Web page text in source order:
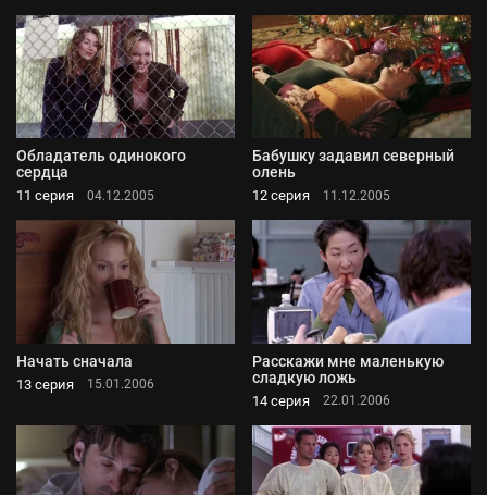
Обладатель одинокого
сердца
11 серия 04.12.2005
Бабушку задавил северный
олень
12 серия 11.12.2005
Начать сначала
13 серия 15.01.2006
Расскажи мне маленькую
сладкую ложь
14 серия 22.01.2006